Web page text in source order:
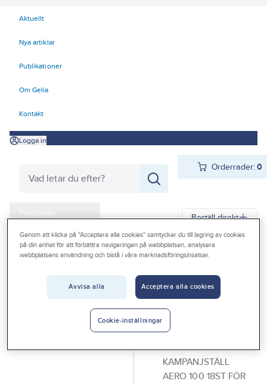
Aktuellt
Nya artiklar
Publikationer
Om Gelia
Kontakt
Logga in
Orderrader:0
Produkter
Kampanjer
Outlet
Beställ direkt
Gelia Produkter Gelia Butiksmaterial Säljställ
Golvdisplay,
tom, för Flexit
Friskluftsventil
Aero
KAMPANJSTÄLL
AERO 100 18ST FÖR
Genom att klicka på "Acceptera alla cookies" samtycker du till lagring av cookies
på din enhet för att förbättra navigeringen på webbplatsen, analysera
webbplatsens användning och bistå i våra marknadsföringsinsatser.
Avvisa alla Acceptera alla cookies
Cookie-inställningar